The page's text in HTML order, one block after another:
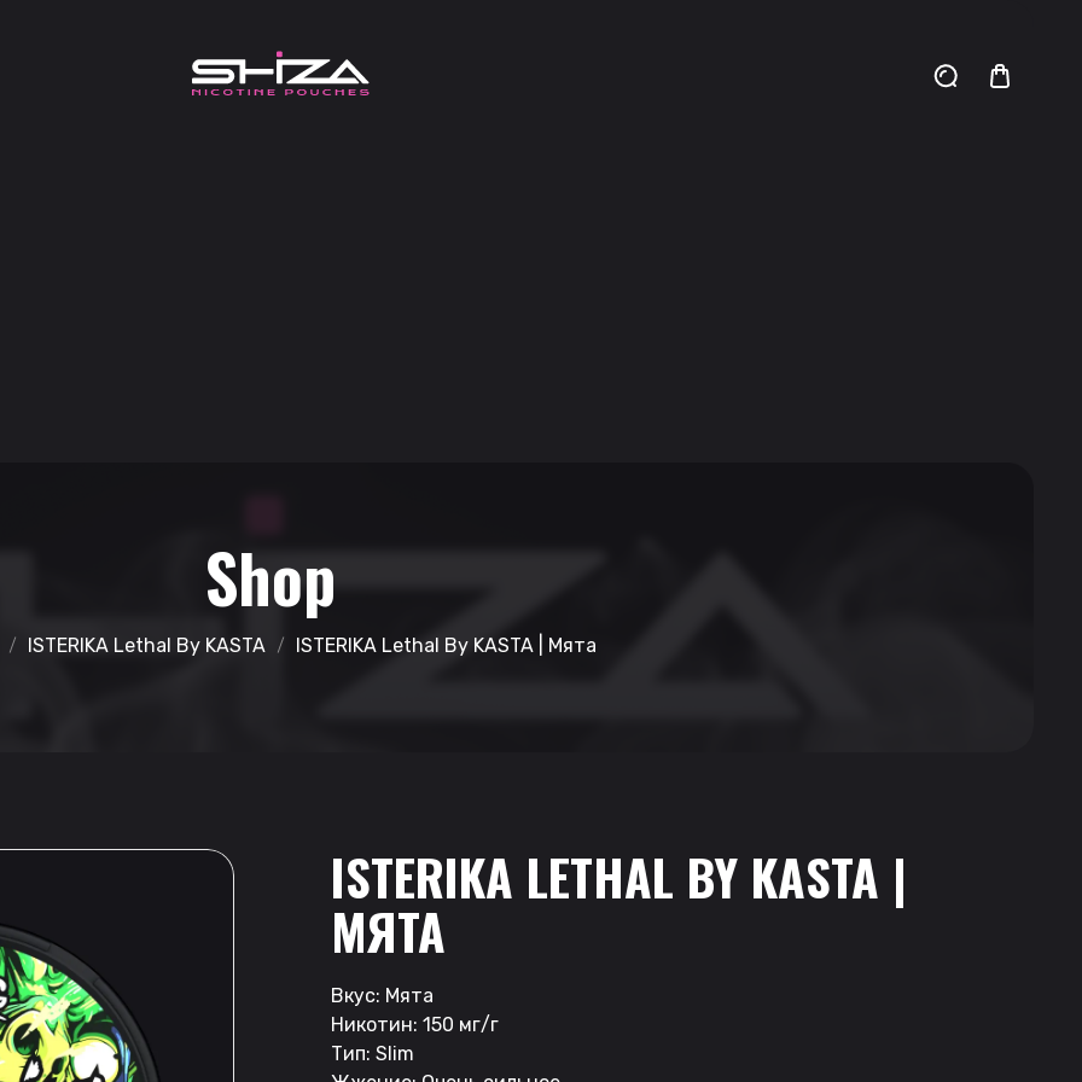
Shop
ISTERIKA Lethal By KASTA ISTERIKA Lethal By KASTA | Мята
ISTERIKA LETHAL BY KASTA |
МЯТА
Вкус: Мята
Никотин: 150 мг/г
Тип: Slim